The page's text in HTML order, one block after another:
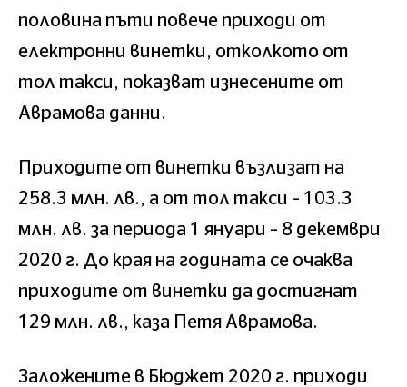
половина пъти повече приходи от
електронни винетки, отколкото от
тол такси, показват изнесените от
Аврамова данни.
Приходите от винетки възлизат на
258.3 млн. лв., а от тол такси – 103.3
млн. лв. за периода 1 януари – 8 декември
2020 г. До края на годината се очаква
приходите от винетки да достигнат
129 млн. лв., каза Петя Аврамова.
Заложените в Бюджет 2020 г. приходи